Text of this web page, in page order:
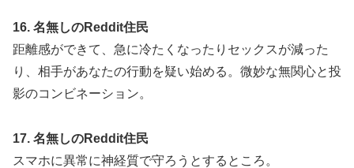
16. 名無しのReddit住民
距離感ができて、急に冷たくなったりセックスが減った
り、相手があなたの行動を疑い始める。微妙な無関心と投
影のコンビネーション。
17. 名無しのReddit住民
スマホに異常に神経質で守ろうとするところ。